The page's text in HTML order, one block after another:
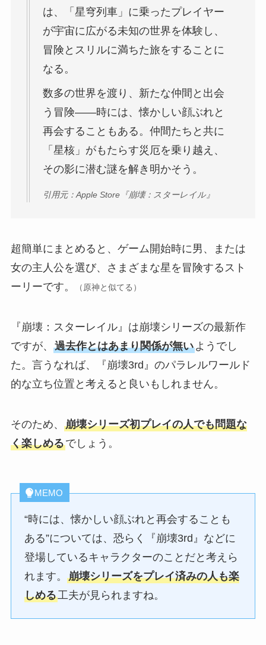
は、「星穹列車」に乗ったプレイヤー
が宇宙に広がる未知の世界を体験し、
冒険とスリルに満ちた旅をすることに
なる。
数多の世界を渡り、新たな仲間と出会
う冒険——時には、懐かしい顔ぶれと
再会することもある。仲間たちと共に
「星核」がもたらす災厄を乗り越え、
その影に潜む謎を解き明かそう。
引用元：Apple Store『崩壊：スターレイル』
超簡単にまとめると、ゲーム開始時に男、または
女の主人公を選び、さまざまな星を冒険するスト
ーリーです。
（原神と似てる）
『崩壊：スターレイル』は崩壊シリーズの最新作
ですが、 過去作とはあまり関係が無いようでし
た。言うなれば、『崩壊3rd』のパラレルワールド
的な立ち位置と考えると良いもしれません。
そのため、 崩壊シリーズ初プレイの人でも問題な
く楽しめるでしょう。
MEMO
“時には、懐かしい顔ぶれと再会することも
ある”については、恐らく『崩壊3rd』などに
登場しているキャラクターのことだと考えら
れます。崩壊シリーズをプレイ済みの人も楽
しめる工夫が見られますね。